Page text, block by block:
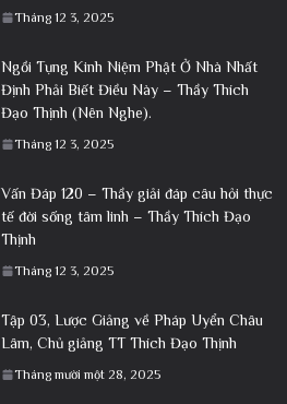
Tháng 12 3, 2025
Ngồi Tụng Kinh Niệm Phật Ở Nhà Nhất
Định Phải Biết Điều Này – Thầy Thích
Đạo Thịnh (Nên Nghe).
Tháng 12 3, 2025
Vấn Đáp 120 – Thầy giải đáp câu hỏi thực
tế đời sống tâm linh – Thầy Thích Đạo
Thịnh
Tháng 12 3, 2025
Tập 03, Lược Giảng về Pháp Uyển Châu
Lâm, Chủ giảng TT Thích Đạo Thịnh
Tháng mười một 28, 2025